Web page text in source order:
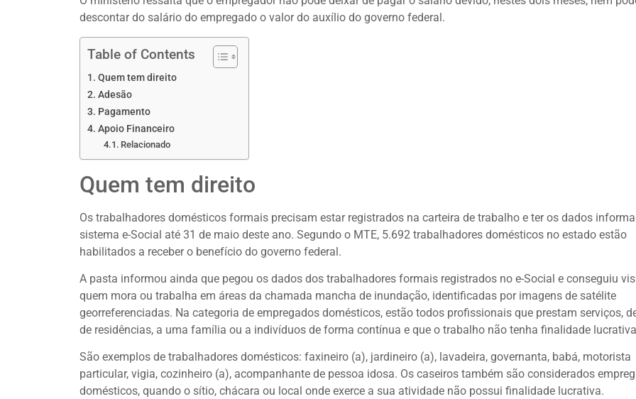
descontar do salário do empregado o valor do auxílio do governo federal.
Table of Contents
Quem tem direito
Adesão
Pagamento
Apoio Financeiro
Relacionado
Quem tem direito
Os trabalhadores domésticos formais precisam estar registrados na carteira de trabalho e ter os dados
sistema e-Social até 31 de maio deste ano. Segundo o MTE, 5.692 trabalhadores domésticos no estado estão
habilitados a receber o benefício do governo federal.
A pasta informou ainda que pegou os dados dos trabalhadores formais registrados no e-Social e conseguiu
quem mora ou trabalha em áreas da chamada mancha de inundação, identificadas por imagens de satélite
georreferenciadas. Na categoria de empregados domésticos, estão todos profissionais que prestam serviços,
de residências, a uma família ou a indivíduos de forma contínua e que o trabalho não tenha finalidade
São exemplos de trabalhadores domésticos: faxineiro (a), jardineiro (a), lavadeira, governanta, babá, motorista
particular, vigia, cozinheiro (a), acompanhante de pessoa idosa. Os caseiros também são considerados
domésticos, quando o sítio, chácara ou local onde exerce a sua atividade não possui finalidade lucrativa.